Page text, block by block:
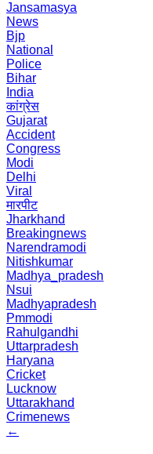
Jansamasya
News
Bjp
National
Police
Bihar
India
कांग्रेस
Gujarat
Accident
Congress
Modi
Delhi
Viral
मारपीट
Jharkhand
Breakingnews
Narendramodi
Nitishkumar
Madhya_pradesh
Nsui
Madhyapradesh
Pmmodi
Rahulgandhi
Uttarpradesh
Haryana
Cricket
Lucknow
Uttarakhand
Crimenews
←